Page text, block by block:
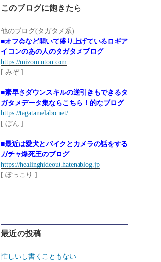
このブログに飽きたら
他のブログ(タガタメ系)
■オフ会など開いて盛り上げているロギア
イコンのあの人のタガタメブログ
https://mizominton.com
[ みぞ ]
■素早さダウンスキルの逆引きもできるタ
ガタメデータ集ならこちら！的なブログ
https://tagatamelabo.net/
[ ぼん ]
■最近は愛犬とバイクとカメラの話をする
ガチャ爆死王のブログ
https://healinghideout.hatenablog.jp
[ ぽっこり ]
最近の投稿
忙しいし書くこともない